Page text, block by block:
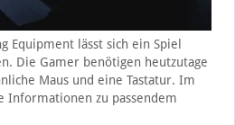
Equipment lässt sich ein Spiel
Die Gamer benötigen heutzutage
Maus und eine Tastatur. Im
Informationen zu passendem